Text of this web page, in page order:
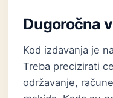
Dugoročna
Kod izdavanja je
Treba precizirati
održavanje,